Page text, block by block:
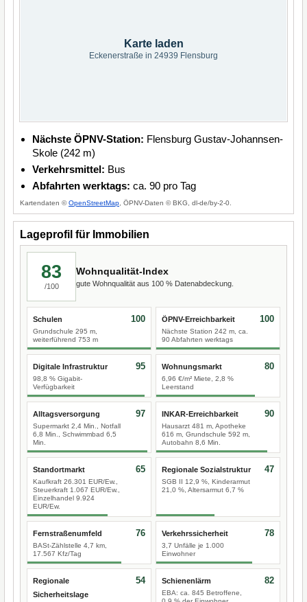
Karte laden
Eckenerstraße in 24939 Flensburg
Nächste ÖPNV-Station: Flensburg Gustav-Johannsen-
Skole (242 m)
Verkehrsmittel: Bus
Abfahrten werktags: ca. 90 pro Tag
Kartendaten ©OpenStreetMap , ÖPNV-Daten © BKG, dl-de/by-2-0.
Lageprofil für Immobilien
83
/100
Wohnqualität-Index
gute Wohnqualität aus 100 % Datenabdeckung.
Schulen
Grundschule 295 m,
weiterführend 753 m
100 ÖPNV-Erreichbarkeit
Nächste Station 242 m, ca.
90 Abfahrten werktags
100
Digitale Infrastruktur
98,8 % Gigabit-
Verfügbarkeit
95 Wohnungsmarkt
6,96 €/m² Miete, 2,8 %
Leerstand
80
Alltagsversorgung
Supermarkt 2,4 Min., Notfall
6,8 Min., Schwimmbad 6,5
Min.
97 INKAR-Erreichbarkeit
Hausarzt 481 m, Apotheke
616 m, Grundschule 592 m,
Autobahn 8,6 Min.
90
Standortmarkt
Kaufkraft 26.301 EUR/Ew.,
Steuerkraft 1.067 EUR/Ew.,
Einzelhandel 9.924
EUR/Ew.
65 Regionale Sozialstruktur
SGB II 12,9 %, Kinderarmut
21,0 %, Altersarmut 6,7 %
47
Fernstraßenumfeld
BASt-Zählstelle 4,7 km,
17.567 Kfz/Tag
76 Verkehrssicherheit
3,7 Unfälle je 1.000
Einwohner
78
Regionale
Sicherheitslage
54 Schienenlärm
EBA: ca. 845 Betroffene,
82